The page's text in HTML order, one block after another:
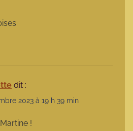
dit :
2023 à 19 h 39 min
!